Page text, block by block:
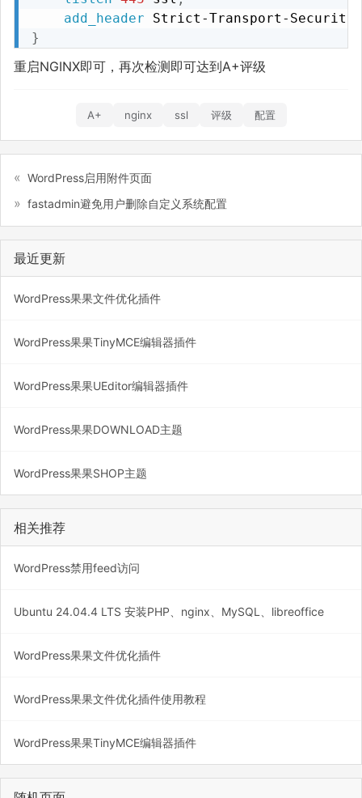
add_header Strict-Transport-Security
}
重启NGINX即可，再次检测即可达到A+评级
A+ nginx ssl 评级 配置
WordPress启用附件页面
fastadmin避免用户删除自定义系统配置
最近更新
WordPress果果文件优化插件
WordPress果果TinyMCE编辑器插件
WordPress果果UEditor编辑器插件
WordPress果果DOWNLOAD主题
WordPress果果SHOP主题
相关推荐
WordPress禁用feed访问
Ubuntu 24.04.4 LTS 安装PHP、nginx、MySQL、libreoffice
WordPress果果文件优化插件
WordPress果果文件优化插件使用教程
WordPress果果TinyMCE编辑器插件